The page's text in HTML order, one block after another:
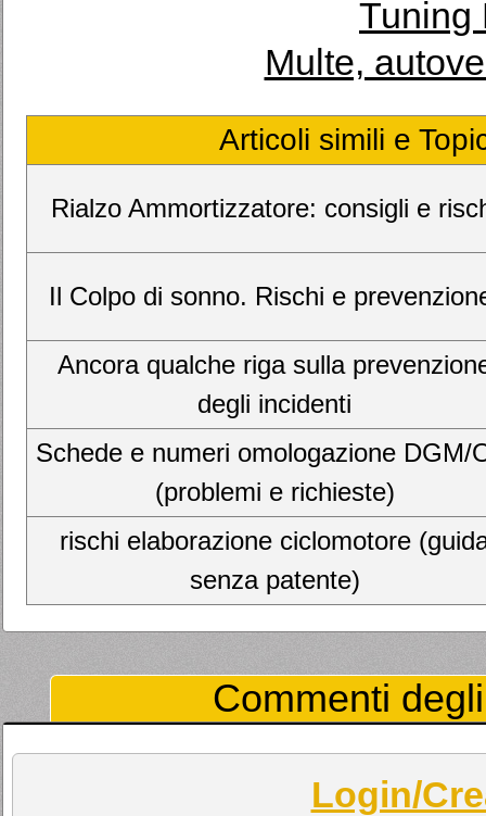
Tuning
Multe,
Articoli simili e
Rialzo Ammortizzatore: consigli e
Il Colpo di sonno. Rischi e
Ancora qualche riga sulla
degli incidenti
Schede e numeri omologazione DGM/
(problemi e richieste)
rischi elaborazione ciclomotore
senza patente)
Commenti
Login/